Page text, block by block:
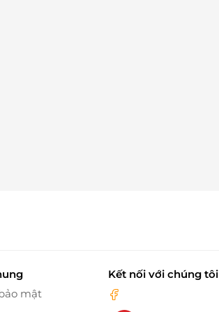
mật
Kết nối với chúng tôi